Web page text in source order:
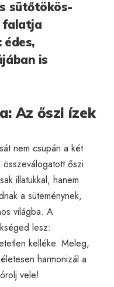
sütőtökös-
falatja
édes,
is
Az őszi ízek
nem csupán a két
őszi
illatukkal, hanem
a süteménynek,
világba. A
lesz:
kelléke. Meleg,
harmonizál a
vele!